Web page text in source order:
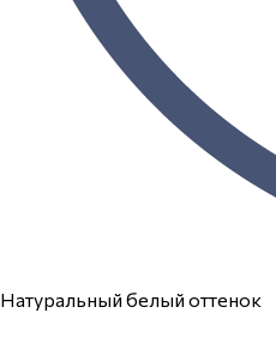
Натуральный белый оттенок